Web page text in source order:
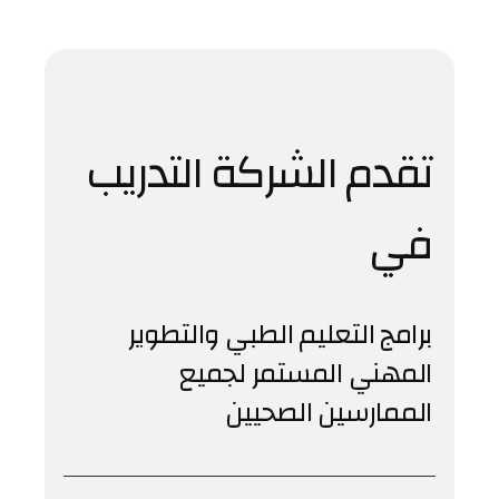
تقدم الشركة التدريب
في
برامج التعليم الطبي والتطوير
المهني المستمر لجميع
الممارسين الصحيين